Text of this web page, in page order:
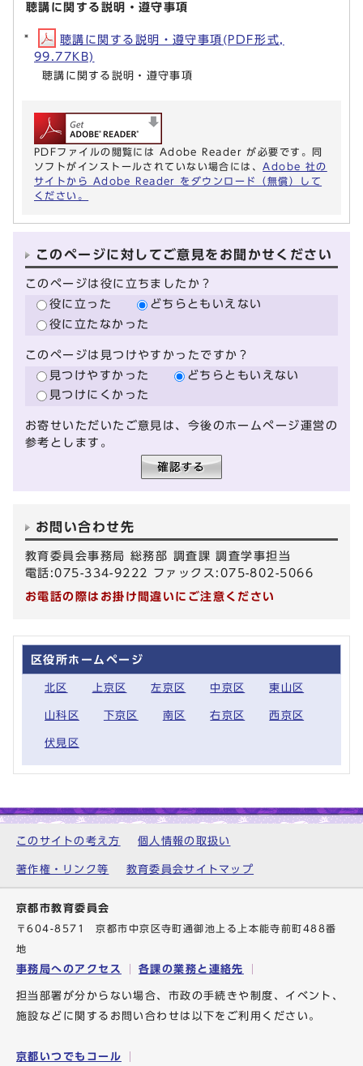
聴講に関する説明・遵守事項
聴講に関する説明・遵守事項(PDF形式,
99.77KB)
聴講に関する説明・遵守事項
PDFファイルの閲覧には Adobe Reader が必要です。同
ソフトがインストールされていない場合には、Adobe 社の
サイトから Adobe Reader をダウンロード（無償）して
ください。
このページに対してご意見をお聞かせください
このページは役に立ちましたか？
役に立った
どちらともいえない
役に立たなかった
このページは見つけやすかったですか？
見つけやすかった
どちらともいえない
見つけにくかった
お寄せいただいたご意見は、今後のホームページ運営の
参考とします。
お問い合わせ先
教育委員会事務局 総務部 調査課 調査学事担当
電話:075-334-9222 ファックス:075-802-5066
お電話の際はお掛け間違いにご注意ください
区役所ホームページ
北区 上京区 左京区 中京区 東山区
山科区 下京区 南区 右京区 西京区
伏見区
このサイトの考え方 個人情報の取扱い
著作権・リンク等 教育委員会サイトマップ
京都市教育委員会
〒604-8571 京都市中京区寺町通御池上る上本能寺前町488番
地
事務局へのアクセス 各課の業務と連絡先
担当部署が分からない場合、市政の手続きや制度、イベント、
施設などに関するお問い合わせは以下をご利用ください。
京都いつでもコール